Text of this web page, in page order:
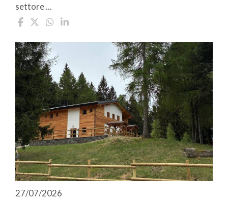
settore ...
27/07/2026